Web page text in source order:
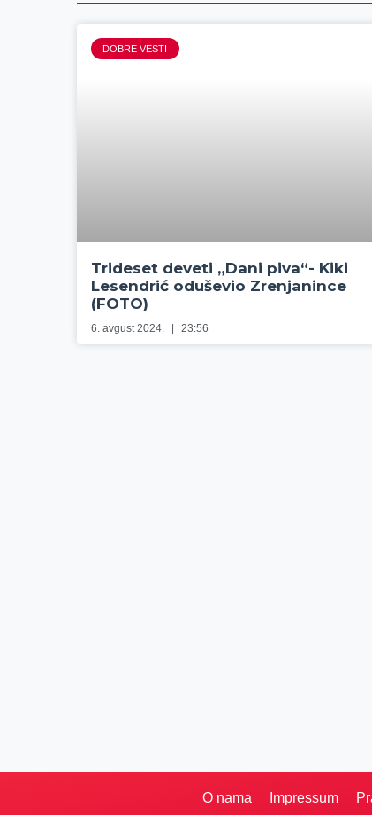
DOBRE VESTI
Trideset deveti „Dani piva“- Kiki
Lesendrić oduševio Zrenjanince
(FOTO)
6. avgust 2024. 23:56
O nama Impressum